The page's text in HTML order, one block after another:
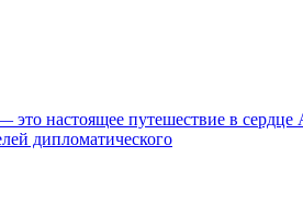
настоящее путешествие в
дипломатического